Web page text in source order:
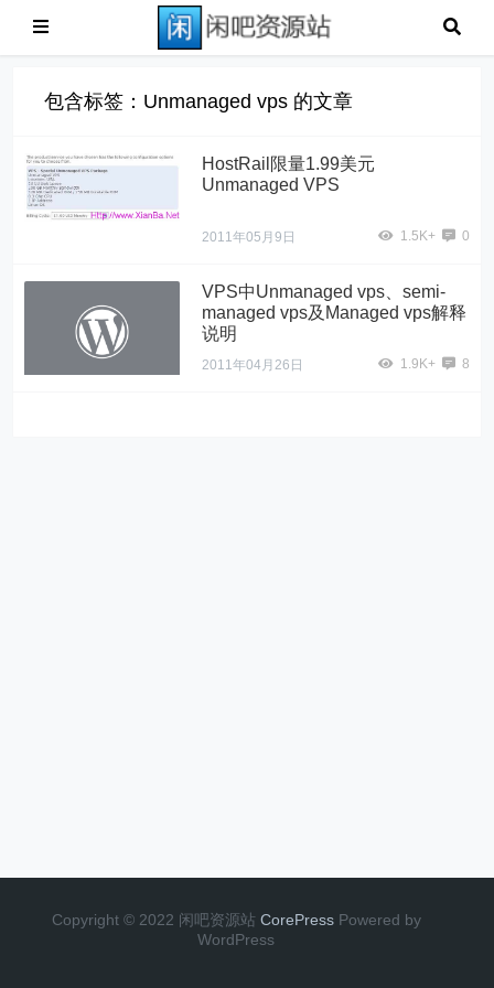
包含标签：Unmanaged vps 的文章
HostRail限量1.99美元
Unmanaged VPS
2011年05月9日 1.5K+ 0
VPS中Unmanaged vps、semi-
managed vps及Managed vps解释
说明
2011年04月26日 1.9K+ 8
Copyright © 2022 闲吧资源站 CorePress Powered by
WordPress